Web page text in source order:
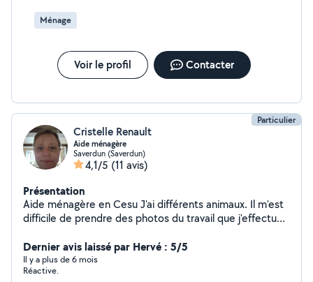
contente des échanges que nous avons eus par message. Ce
fut un vrai plaisir de discuter avec elle. J'espère avoir l'occasion
Ménage
Voir le profil Contacter
Particulier
Cristelle Renault
Aide ménagère
Saverdun (Saverdun)
4,1/5 (11 avis)
Présentation
Aide ménagère en Cesu J'ai différents animaux. Il m'est
difficile de prendre des photos du travail que j'effectue
ce site. Donc si je ne réponds pas, c'est que j'ai déjà
utilisé les réponses à 4 annonces. Si vous voulez, vous
me laissez un numéro de téléphone pour qu'on puisse
Dernier avis laissé par Hervé : 5/5
Il y a plus de 6 mois
Réactive.